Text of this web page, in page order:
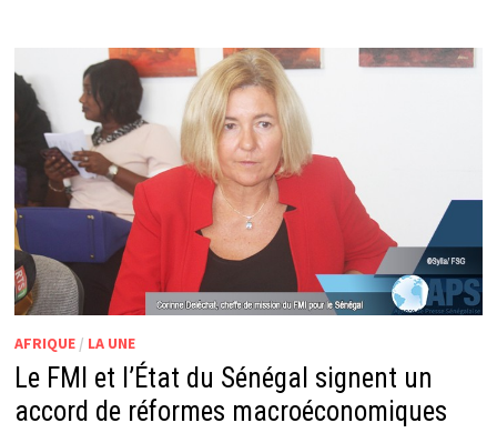
AFRIQUE/ LA UNE
Le FMI et l’État du Sénégal signent un
accord de réformes macroéconomiques